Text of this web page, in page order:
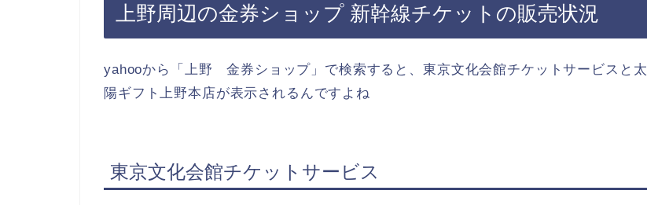
上野周辺の金券ショップ 新幹線チケットの販売状況
yahooから「上野 金券ショップ」で検索すると、東京文化会館チケットサービスと太
陽ギフト上野本店が表示されるんですよね
東京文化会館チケットサービス